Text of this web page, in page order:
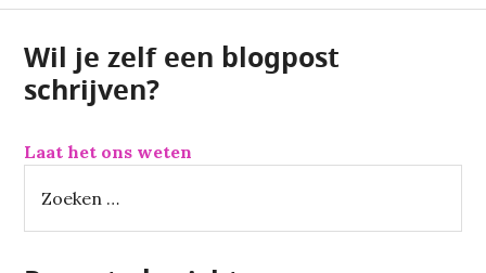
Wil je zelf een blogpost
schrijven?
Laat het ons weten
e